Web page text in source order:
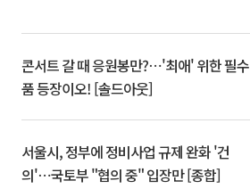
콘서트 갈 때 응원봉만?⋯'최애' 위한 필수
품 등장이오! [솔드아웃]
서울시, 정부에 정비사업 규제 완화 '건
의'⋯국토부 "협의 중" 입장만 [종합]